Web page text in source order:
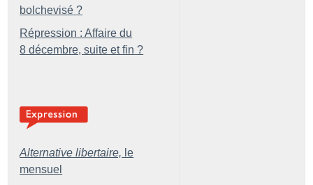
bolchevisé ?
Répression : Affaire du
8 décembre, suite et fin ?
Alternative libertaire, le
mensuel